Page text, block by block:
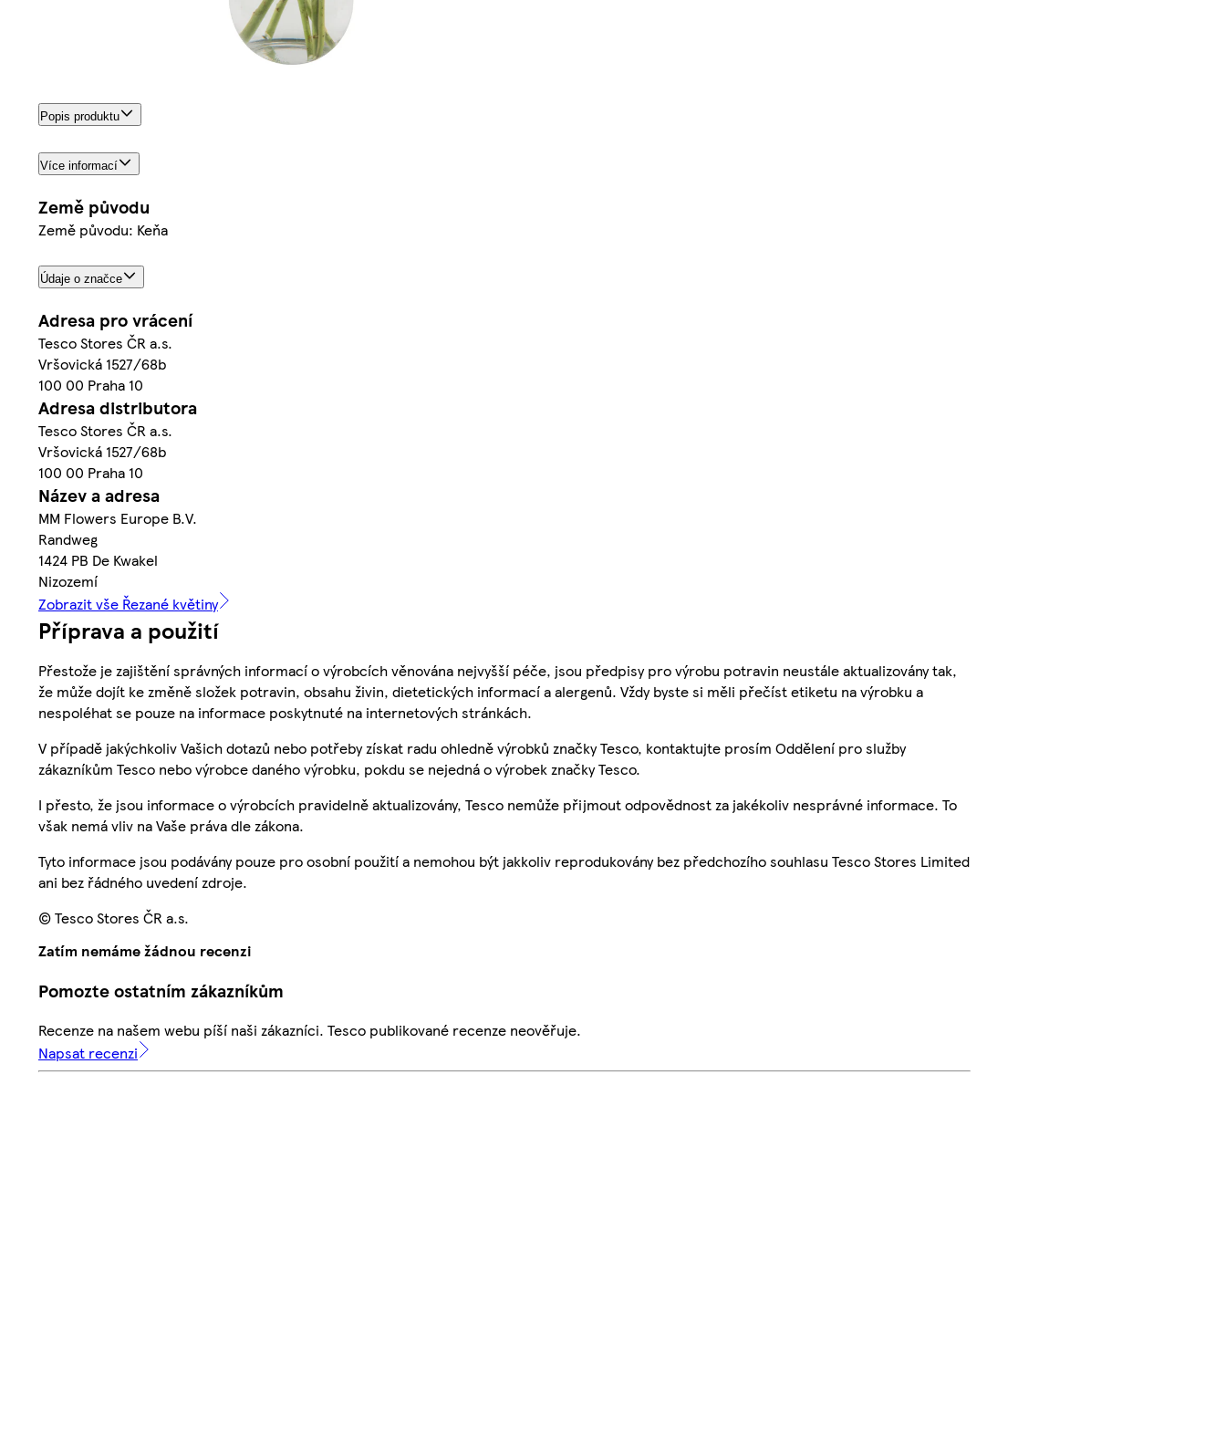
Popis produktu
Více informací
Země původu
Země původu: Keňa
Údaje o značce
Adresa pro vrácení
Tesco Stores ČR a.s.
Vršovická 1527/68b
100 00 Praha 10
Adresa distributora
Tesco Stores ČR a.s.
Vršovická 1527/68b
100 00 Praha 10
Název a adresa
MM Flowers Europe B.V.
Randweg
1424 PB De Kwakel
Nizozemí
Zobrazit vše Řezané květiny
Příprava a použití
Přestože je zajištění správných informací o výrobcích věnována nejvyšší péče, jsou předpisy pro výrobu potravin neustále aktualizovány tak,
že může dojít ke změně složek potravin, obsahu živin, dietetických informací a alergenů. Vždy byste si měli přečíst etiketu na výrobku a
nespoléhat se pouze na informace poskytnuté na internetových stránkách.
V případě jakýchkoliv Vašich dotazů nebo potřeby získat radu ohledně výrobků značky Tesco, kontaktujte prosím Oddělení pro služby
zákazníkům Tesco nebo výrobce daného výrobku, pokdu se nejedná o výrobek značky Tesco.
I přesto, že jsou informace o výrobcích pravidelně aktualizovány, Tesco nemůže přijmout odpovědnost za jakékoliv nesprávné informace. To
však nemá vliv na Vaše práva dle zákona.
Tyto informace jsou podávány pouze pro osobní použití a nemohou být jakkoliv reprodukovány bez předchozího souhlasu Tesco Stores Limited
ani bez řádného uvedení zdroje.
© Tesco Stores ČR a.s.
Zatím nemáme žádnou recenzi
Pomozte ostatním zákazníkům
Recenze na našem webu píší naši zákazníci. Tesco publikované recenze neověřuje.
Napsat recenzi